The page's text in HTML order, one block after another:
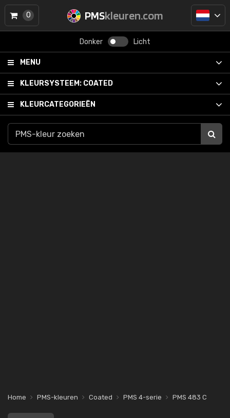
PMSkleuren.com
Donker Licht
MENU
KLEURSYSTEEM: COATED
KLEURCATEGORIEËN
0
Home PMS-kleuren Coated PMS 4-serie PMS 483 C